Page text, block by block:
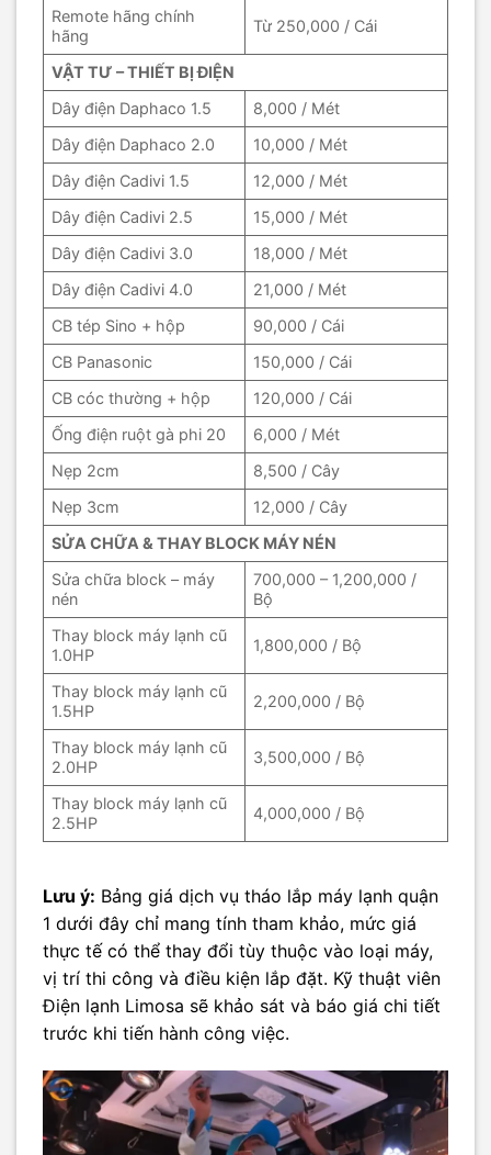
Remote hãng chính
hãng
Từ 250,000 / Cái
VẬT TƯ – THIẾT BỊ ĐIỆN
Dây điện Daphaco 1.5
8,000 / Mét
Dây điện Daphaco 2.0
10,000 / Mét
Dây điện Cadivi 1.5
12,000 / Mét
Dây điện Cadivi 2.5
15,000 / Mét
Dây điện Cadivi 3.0
18,000 / Mét
Dây điện Cadivi 4.0
21,000 / Mét
CB tép Sino + hộp
90,000 / Cái
CB Panasonic
150,000 / Cái
CB cóc thường + hộp
120,000 / Cái
Ống điện ruột gà phi 20
6,000 / Mét
Nẹp 2cm
8,500 / Cây
Nẹp 3cm
12,000 / Cây
SỬA CHỮA & THAY BLOCK MÁY NÉN
Sửa chữa block – máy
nén
700,000 – 1,200,000 /
Bộ
Thay block máy lạnh cũ
1.0HP
1,800,000 / Bộ
Thay block máy lạnh cũ
1.5HP
2,200,000 / Bộ
Thay block máy lạnh cũ
2.0HP
3,500,000 / Bộ
Thay block máy lạnh cũ
2.5HP
4,000,000 / Bộ
Lưu ý: Bảng giá dịch vụ tháo lắp máy lạnh quận
1 dưới đây chỉ mang tính tham khảo, mức giá
thực tế có thể thay đổi tùy thuộc vào loại máy,
vị trí thi công và điều kiện lắp đặt. Kỹ thuật viên
Điện lạnh Limosa sẽ khảo sát và báo giá chi tiết
trước khi tiến hành công việc.